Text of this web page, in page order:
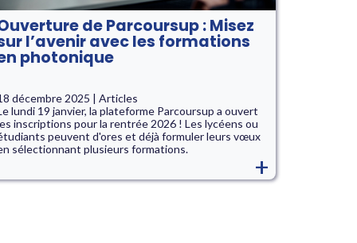
de Parcoursup : Misez
l’avenir avec les formations
photonique
décembre 2025 | Articles
lundi 19 janvier, la plateforme Parcoursup a ouvert
inscriptions pour la rentrée 2026 ! Les lycéens ou
peuvent d'ores et déjà formuler leurs vœux
sélectionnant plusieurs formations.
+